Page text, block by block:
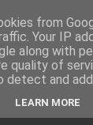
from
Your IP
along with
quality of
and
LEARN MORE